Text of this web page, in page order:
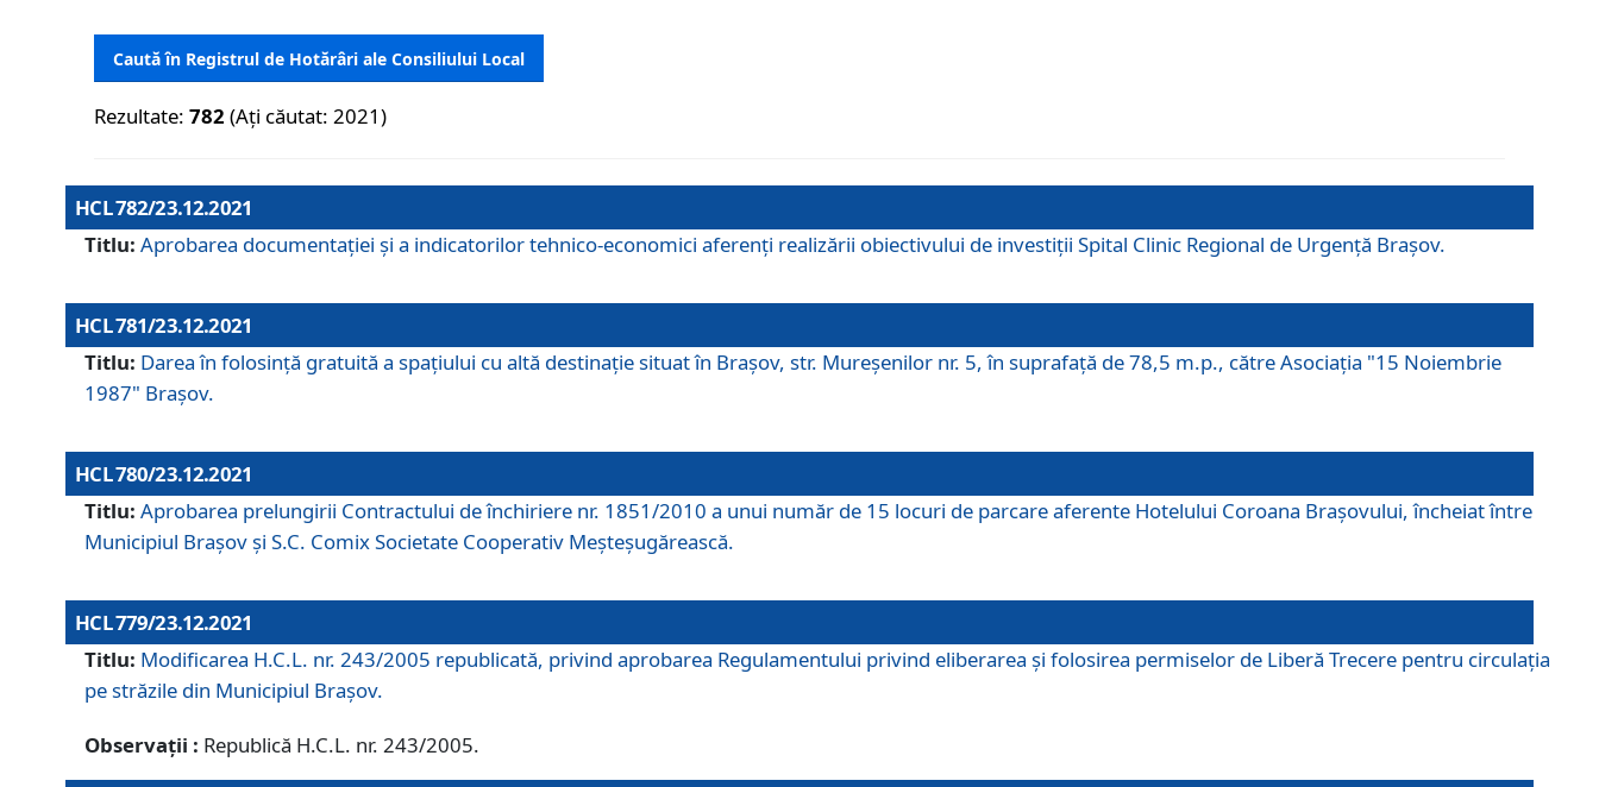
Caută în Registrul de Hotărâri ale Consiliului Local
Rezultate:782 (Ați căutat: 2021)
HCL 782/23.12.2021
Titlu: Aprobarea documentației și a indicatorilor tehnico-economici aferenți realizării obiectivului de investiții Spital Clinic Regional de Urgență Brașov.
HCL 781/23.12.2021
Titlu: Darea în folosinţă gratuită a spaţiului cu altă destinaţie situat în Braşov, str. Mureşenilor nr. 5, în suprafaţă de 78,5 m.p., către Asociaţia "15 Noiembrie
1987" Braşov.
HCL 780/23.12.2021
Titlu: Aprobarea prelungirii Contractului de închiriere nr. 1851/2010 a unui număr de 15 locuri de parcare aferente Hotelului Coroana Brașovului, încheiat între
Municipiul Braşov şi S.C. Comix Societate Cooperativ Meșteșugărească.
HCL 779/23.12.2021
Titlu: Modificarea H.C.L. nr. 243/2005 republicată, privind aprobarea Regulamentului privind eliberarea şi folosirea permiselor de Liberă Trecere pentru circulația
pe străzile din Municipiul Braşov.
Observații : Republică H.C.L. nr. 243/2005.